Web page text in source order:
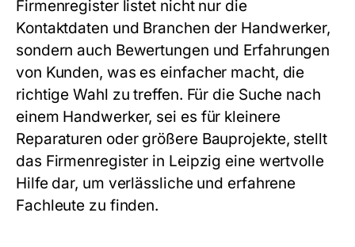
Firmenregister listet nicht nur die
Kontaktdaten und Branchen der Handwerker,
sondern auch Bewertungen und Erfahrungen
von Kunden, was es einfacher macht, die
richtige Wahl zu treffen. Für die Suche nach
einem Handwerker, sei es für kleinere
Reparaturen oder größere Bauprojekte, stellt
das Firmenregister in Leipzig eine wertvolle
Hilfe dar, um verlässliche und erfahrene
Fachleute zu finden.